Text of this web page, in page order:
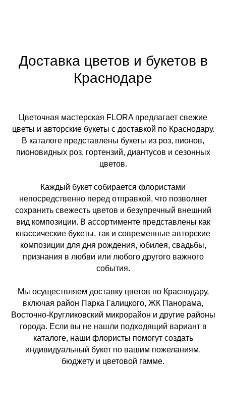
Доставка цветов и букетов в
Краснодаре
Цветочная мастерская FLORA предлагает свежие
цветы и авторские букеты с доставкой по Краснодару.
В каталоге представлены букеты из роз, пионов,
пионовидных роз, гортензий, диантусов и сезонных
цветов.
Каждый букет собирается флористами
непосредственно перед отправкой, что позволяет
сохранить свежесть цветов и безупречный внешний
вид композиции. В ассортименте представлены как
классические букеты, так и современные авторские
композиции для дня рождения, юбилея, свадьбы,
признания в любви или любого другого важного
события.
Мы осуществляем доставку цветов по Краснодару,
включая район Парка Галицкого, ЖК Панорама,
Восточно-Кругликовский микрорайон и другие районы
города. Если вы не нашли подходящий вариант в
каталоге, наши флористы помогут создать
индивидуальный букет по вашим пожеланиям,
бюджету и цветовой гамме.